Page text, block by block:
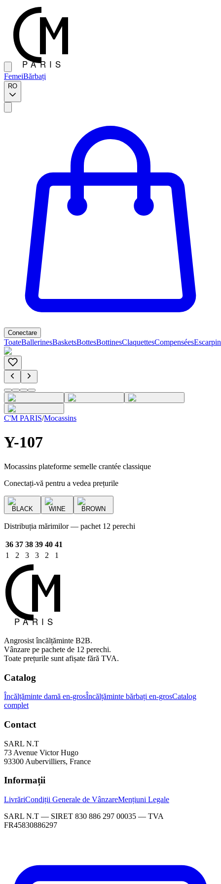
FemeiBărbați
RO
Conectare
ToateBallerinesBasketsBottesBottinesClaquettesCompensées
C'M PARIS/Mocassins
Y-107
Mocassins plateforme semelle crantée classique
Conectați-vă pentru a vedea prețurile
BLACK WINE BROWN
Distribuția mărimilor — pachet 12 perechi
36 37 38 39 40 41
1
2 3 3 2 1
Angrosist încălțăminte B2B.
Vânzare pe pachete de 12 perechi.
Toate prețurile sunt afișate fără TVA.
Catalog
Încălțăminte damă en-grosÎncălțăminte bărbați en-grosCatalog
complet
Contact
SARL N.T
73 Avenue Victor Hugo
93300 Aubervilliers, France
Informații
LivrăriCondiții Generale de VânzareMențiuni Legale
SARL N.T — SIRET 830 886 297 00035 — TVA
FR45830886297